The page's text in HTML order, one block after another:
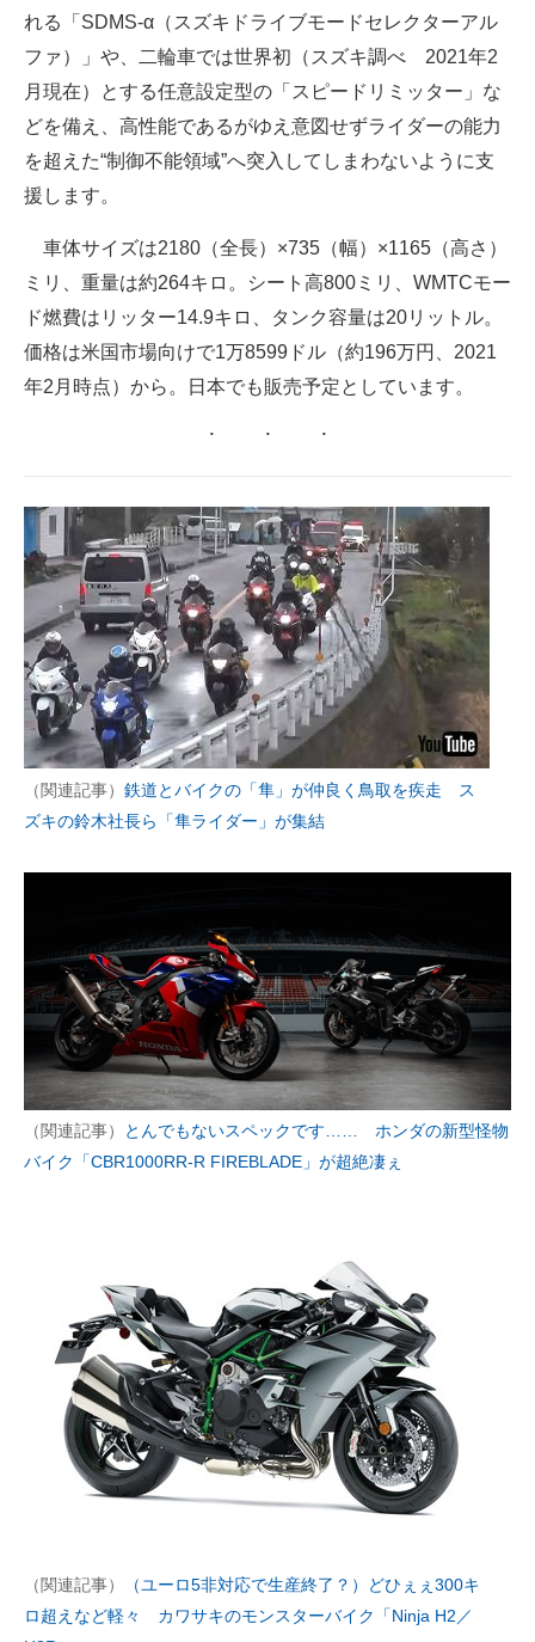
れる「SDMS-α（スズキドライブモードセレクターアル
ファ）」や、二輪車では世界初（スズキ調べ 2021年2
月現在）とする任意設定型の「スピードリミッター」な
どを備え、高性能であるがゆえ意図せずライダーの能力
を超えた“制御不能領域”へ突入してしまわないように支
援します。
車体サイズは2180（全長）×735（幅）×1165（高さ）
ミリ、重量は約264キロ。シート高800ミリ、WMTCモー
ド燃費はリッター14.9キロ、タンク容量は20リットル。
価格は米国市場向けで1万8599ドル（約196万円、2021
年2月時点）から。日本でも販売予定としています。
（関連記事） 鉄道とバイクの「隼」が仲良く鳥取を疾走 ス
ズキの鈴木社長ら「隼ライダー」が集結
（関連記事）
とんでもないスペックです…… ホンダの新型怪物
バイク「CBR1000RR-R FIREBLADE」が超絶凄ぇ
（関連記事）
（ユーロ5非対応で生産終了？）どひぇぇ300キ
ロ超えなど軽々 カワサキのモンスターバイク「Ninja H2／